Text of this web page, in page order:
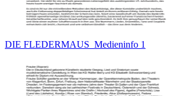
DIE FLEDERMAUS_Medieninfo 1